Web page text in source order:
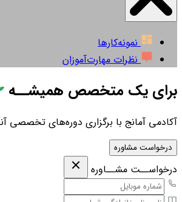
نمونه‌کارها
نظرات مهارت‌آموزان
برای یک متخصص همیشــه
آکادمی آمانج با برگزاری دوره‌های تخصصی
درخواست مشاوره
درخواســت مشــاوره